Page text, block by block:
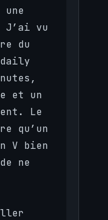
J’ai vu
du
daily
et un
Le
qu’un
V bien
ne